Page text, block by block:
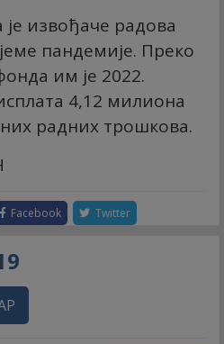
извођаче радова
пандемије. Преко
им је 2022.
4,12 милиона
радних трошкова.
Facebook Twitter